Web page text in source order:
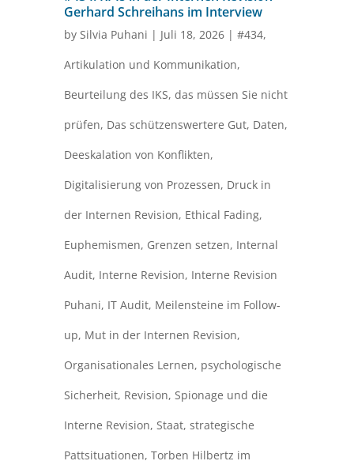
Gerhard Schreihans im Interview
by Silvia Puhani | Juli 18, 2026| #434,
Artikulation und Kommunikation,
Beurteilung des IKS, das müssen Sie nicht
prüfen, Das schützenswertere Gut, Daten,
Deeskalation von Konflikten,
Digitalisierung von Prozessen, Druck in
der Internen Revision, Ethical Fading,
Euphemismen, Grenzen setzen, Internal
Audit, Interne Revision, Interne Revision
Puhani, IT Audit, Meilensteine im Follow-
up, Mut in der Internen Revision,
Organisationales Lernen, psychologische
Sicherheit, Revision, Spionage und die
Interne Revision, Staat, strategische
Pattsituationen, Torben Hilbertz im